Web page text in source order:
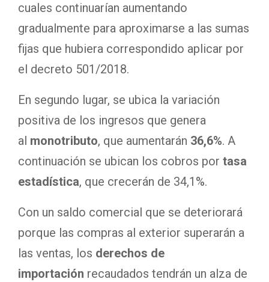
cuales continuarían aumentando
gradualmente para aproximarse a las sumas
fijas que hubiera correspondido aplicar por
el decreto 501/2018.
En segundo lugar, se ubica la variación
positiva de los ingresos que genera
al monotributo, que aumentarán 36,6%. A
continuación se ubican los cobros por tasa
estadística, que crecerán de 34,1%.
Con un saldo comercial que se deteriorará
porque las compras al exterior superarán a
las ventas, los derechos de
importación recaudados tendrán un alza de